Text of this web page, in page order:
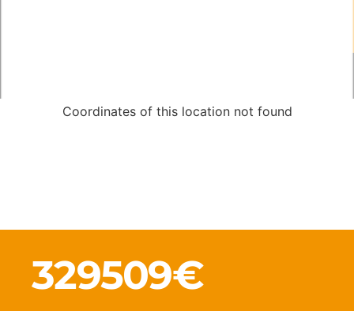
Coordinates of this location not found
329509€